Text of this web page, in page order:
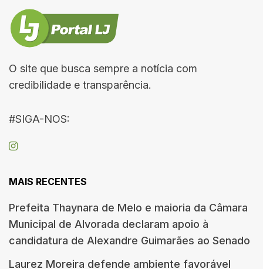
O site que busca sempre a notícia com
credibilidade e transparência.
#SIGA-NOS:
MAIS RECENTES
Prefeita Thaynara de Melo e maioria da Câmara
Municipal de Alvorada declaram apoio à
candidatura de Alexandre Guimarães ao Senado
Laurez Moreira defende ambiente favorável